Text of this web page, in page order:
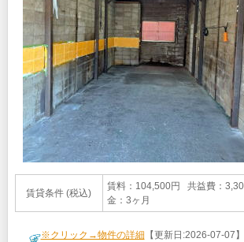
賃貸条件 (税込)
賃料：104,500円 共益費：
金：3ヶ月
※クリック→物件の詳細 【更新日:2026-07-07】